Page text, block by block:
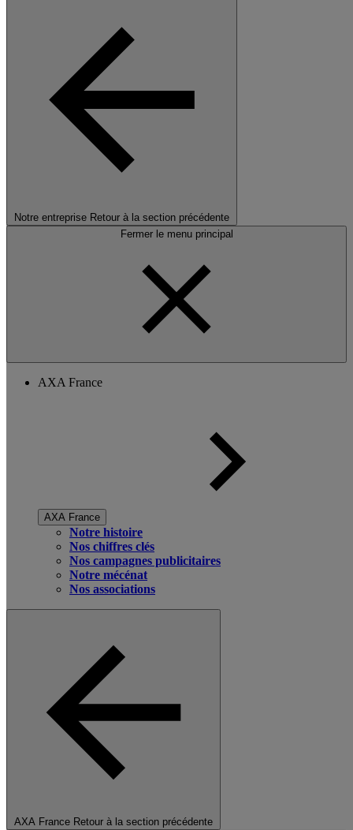
Notre entreprise Retour à la section précédente
Fermer le menu principal
AXA France
AXA France
Notre histoire
Nos chiffres clés
Nos campagnes publicitaires
Notre mécénat
Nos associations
AXA France Retour à la section précédente